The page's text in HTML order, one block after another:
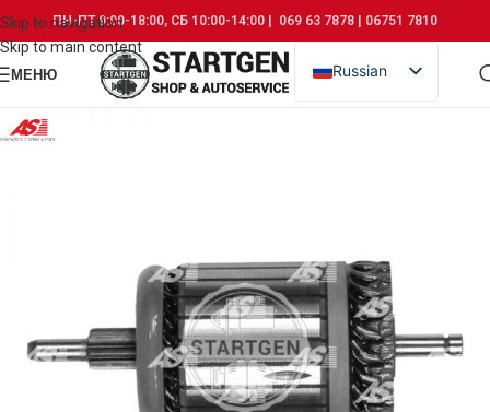
Skip to navigation
Skip to main content
ПН-ПТ 9:00-18:00, СБ 10:00-14:00 | 069 63 7878 | 06751 7810
МЕНЮ
Russian
Romanian